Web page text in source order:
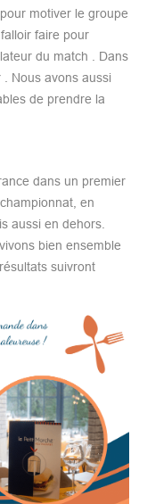
motiver le groupe
faire pour
du match . Dans
. Nous avons aussi
de prendre la
dans un premier
en
aussi en dehors.
bien ensemble
suivront